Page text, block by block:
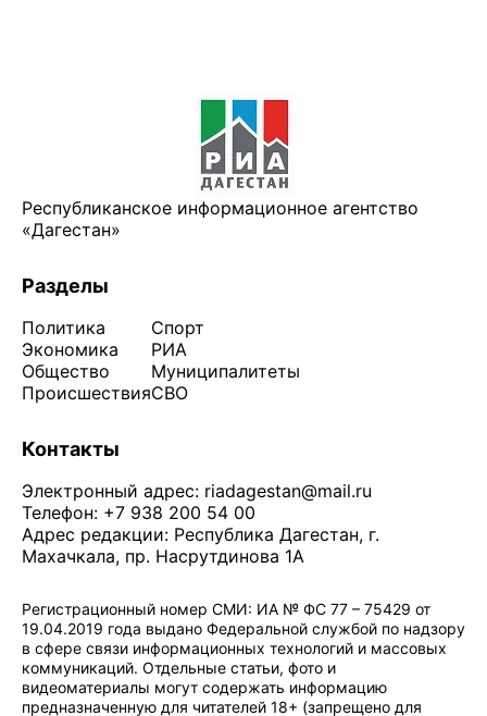
Республиканское информационное агентство
«Дагестан»
Разделы
Политика
Экономика
Общество
Происшествия
Спорт
РИА
Муниципалитеты
СВО
Контакты
Электронный адрес: riadagestan@mail.ru
Телефон: +7 938 200 54 00
Адрес редакции: Республика Дагестан, г.
Махачкала, пр. Насрутдинова 1А
Регистрационный номер СМИ: ИА № ФС 77 – 75429 от
19.04.2019 года выдано Федеральной службой по надзору
в сфере связи информационных технологий и массовых
коммуникаций. Отдельные статьи, фото и
видеоматериалы могут содержать информацию
предназначенную для читателей 18+ (запрещено для